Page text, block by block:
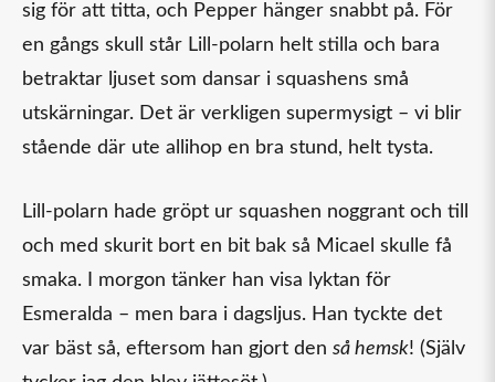
sig för att titta, och Pepper hänger snabbt på. För
en gångs skull står Lill-polarn helt stilla och bara
betraktar ljuset som dansar i squashens små
utskärningar. Det är verkligen supermysigt – vi blir
stående där ute allihop en bra stund, helt tysta.
Lill-polarn hade gröpt ur squashen noggrant och till
och med skurit bort en bit bak så Micael skulle få
smaka. I morgon tänker han visa lyktan för
Esmeralda – men bara i dagsljus. Han tyckte det
var bäst så, eftersom han gjort den så hemsk! (Själv